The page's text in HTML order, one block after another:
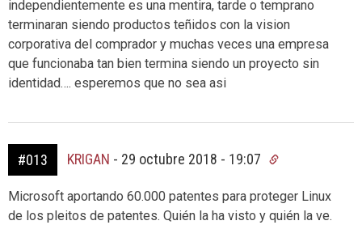
independientemente es una mentira, tarde o temprano
terminaran siendo productos teñidos con la vision
corporativa del comprador y muchas veces una empresa
que funcionaba tan bien termina siendo un proyecto sin
identidad…. esperemos que no sea asi
#013 KRIGAN - 29 octubre 2018 - 19:07
Microsoft aportando 60.000 patentes para proteger Linux
de los pleitos de patentes. Quién la ha visto y quién la ve.